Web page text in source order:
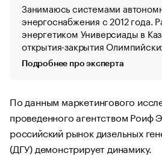
Занимаюсь системами
энергоснабжения с 2012 года.
энергетиком Универсиады в
открытия-закрытия
Подробнее про эксперта
По данным маркетингового
проведенного агентством Роиф
российский рынок дизельных
(ДГУ) демонстрирует динамику.